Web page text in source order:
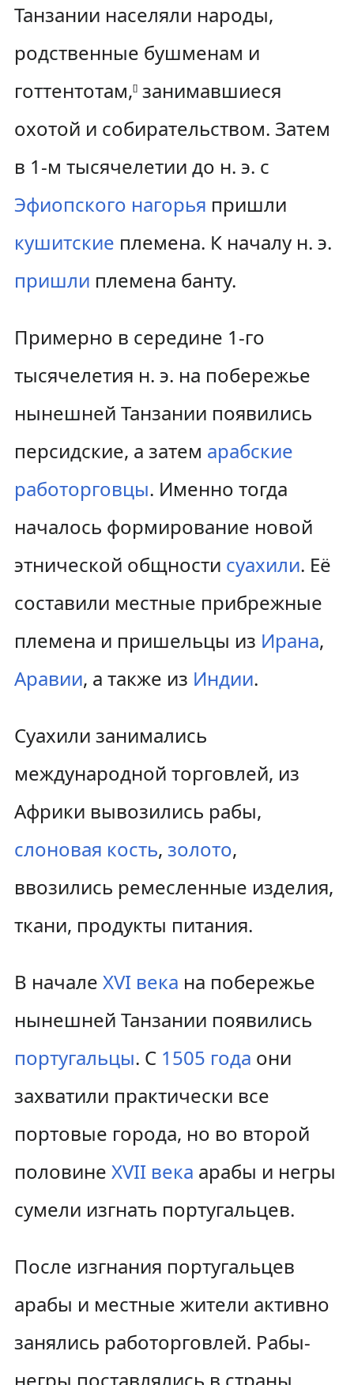
Танзании населяли народы,
родственные бушменам и
готтентотам,[]занимавшиеся
охотой и собирательством. Затем
в 1-м тысячелетии до н. э. с
Эфиопского нагорья пришли
кушитские племена. К началу н. э.
пришли племена банту.
Примерно в середине 1-го
тысячелетия н. э. на побережье
нынешней Танзании появились
персидские, а затем арабские
работорговцы. Именно тогда
началось формирование новой
этнической общности суахили. Её
составили местные прибрежные
племена и пришельцы из Ирана,
Аравии, а также из Индии.
Суахили занимались
международной торговлей, из
Африки вывозились рабы,
слоновая кость, золото,
ввозились ремесленные изделия,
ткани, продукты питания.
В начале XVI века на побережье
нынешней Танзании появились
португальцы. С 1505 года они
захватили практически все
портовые города, но во второй
половине XVII века арабы и негры
сумели изгнать португальцев.
После изгнания португальцев
арабы и местные жители активно
занялись работорговлей. Рабы-
негры поставлялись в страны